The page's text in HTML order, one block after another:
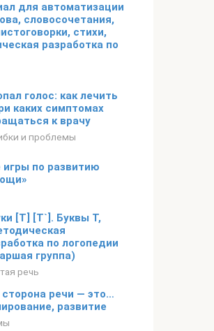
для автоматизации
словосочетания,
стихи,
разработка по
голос: как лечить
каких симптомах
к врачу
и проблемы
по развитию
[Т] [Т`]. Буквы Т,
по логопедии
группа)
речь
речи — это…
развитие